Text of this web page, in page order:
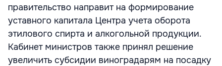
правительство направит на формирование
уставного капитала Центра учета оборота
этилового спирта и алкогольной продукции.
Кабинет министров также принял решение
увеличить субсидии виноградарям на посадку